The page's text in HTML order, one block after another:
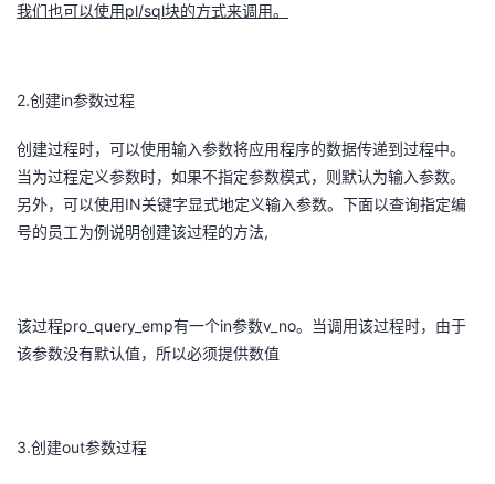
我们也可以使用 pl/sql块的方式来调用。
2.创建in参数过程
创建过程时，可以使用输入参数将应用程序的数据传递到过程中。
当为过程定义参数时，如果不指定参数模式，则默认为输入参数。
另外，可以使用 IN关键字显式地定义输入参数。下面以查询指定编
号的员工为例说明创建该过程的方法,
该过程pro_query_emp有一个in参数v_no。当调用该过程时，由于
该参数没有默认值，所以必须提供数值
3.创建out参数过程